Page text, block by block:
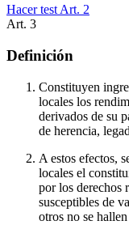
Hacer test Art. 2
Art. 3
Definición
Constituyen
locales los
derivados de su
de herencia,
A estos efectos,
locales el
por los derechos
susceptibles de
otros no se